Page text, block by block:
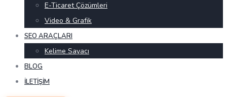
E-Ticaret Çözümleri
Video & Grafik
SEO ARAÇLARI
Kelime Sayacı
BLOG
İLETIŞIM